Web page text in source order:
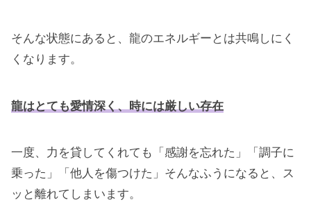
そんな状態にあると、龍のエネルギーとは共鳴しにく
くなります。
龍はとても愛情深く、時には厳しい存在
一度、力を貸してくれても「感謝を忘れた」「調子に
乗った」「他人を傷つけた」そんなふうになると、ス
ッと離れてしまいます。